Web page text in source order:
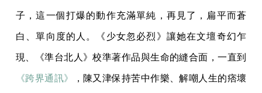
子，這一個打爆的動作充滿單純，再見了，扁平而蒼
白、單向度的人。《少女忽必烈》讓她在文壇奇幻乍
現、《準台北人》校準著作品與生命的縫合面，一直到
《跨界通訊》 ，陳又津保持苦中作樂、解嘲人生的痞壞